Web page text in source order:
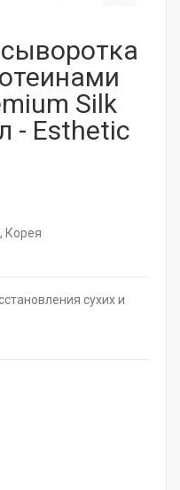
тела
Silk
- Esthetic
Корея
сухих и